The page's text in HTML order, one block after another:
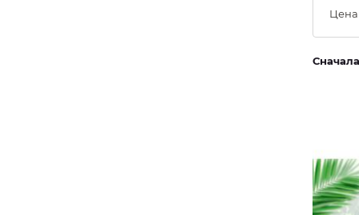
Цена